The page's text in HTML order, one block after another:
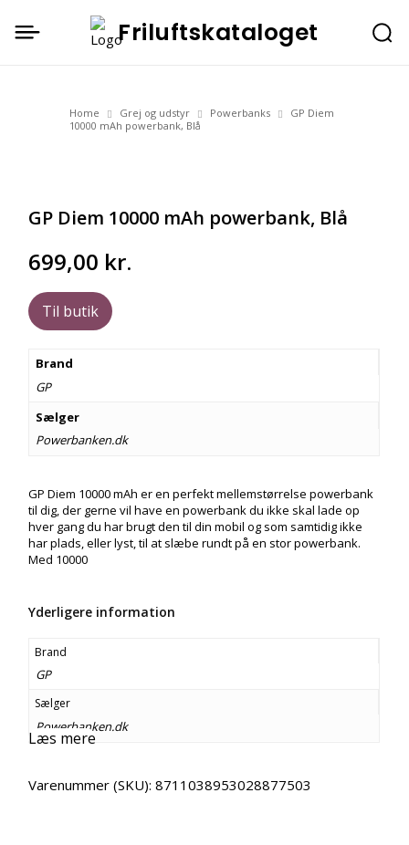
Friluftskataloget
Home Grej og udstyr Powerbanks
GP Diem
10000 mAh powerbank, Blå
GP Diem 10000 mAh powerbank, Blå
699,00 kr.
Til butik
Brand
GP
Sælger
Powerbanken.dk
GP Diem 10000 mAh er en perfekt mellemstørrelse powerbank
til dig, der gerne vil have en powerbank du ikke skal lade op
hver gang du har brugt den til din mobil og som samtidig ikke
har plads, eller lyst, til at slæbe rundt på en stor powerbank.
Med 10000
Yderligere information
Brand
GP
Sælger
Powerbanken.dk
Læs mere
Varenummer (SKU):8711038953028877503